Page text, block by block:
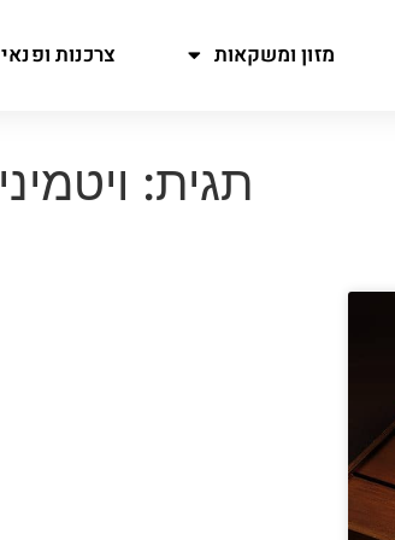
מזון ומשקאות צרכנות ופנאי
תגית: ויטמיני B